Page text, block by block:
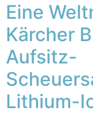
Eine
Kärcher
Aufsitz-
Lithium-